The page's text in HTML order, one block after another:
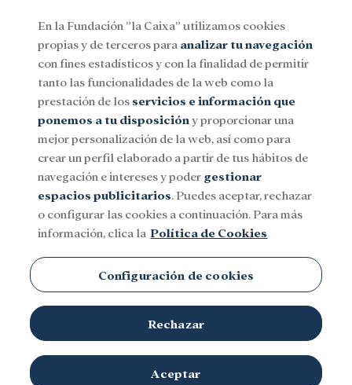
Menu
SocialInvestigación y becasCultura
En la Fundación ”la Caixa” utilizamos cookies
propias y de terceros para analizar tu navegación
con fines estadísticos y con la finalidad de permitir
tanto las funcionalidades de la web como la
prestación de los servicios e información que
ponemos a tu disposición y proporcionar una
mejor personalización de la web, así como para
crear un perfil elaborado a partir de tus hábitos de
navegación e intereses y poder gestionar
espacios publicitarios. Puedes aceptar, rechazar
o configurar las cookies a continuación. Para más
información, clica la Política de Cookies
Configuración de cookies
Rechazar
Aceptar